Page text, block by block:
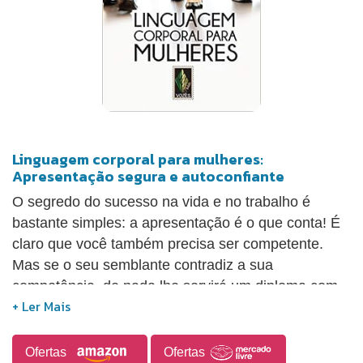
comunicação verbal e corporal; Se sair bem em
situações de conflito; Lidar com o estresse das
apresentações importantes e evitar o “branco”; Usar
o storytelling a seu favor; Eliminar os ruídos de sua
mensagem para o outro; Ter uma comunicação
Linguagem corporal para mulheres:
Apresentação segura e autoconfiante
O segredo do sucesso na vida e no trabalho é
bastante simples: a apresentação é o que conta! É
claro que você também precisa ser competente.
Mas se o seu semblante contradiz a sua
competência, de nada lhe servirá um diploma com
honras! Esta obra vai mostrar a você que, a partir
presença forte. Você então exercerá um efeito
Ofertas Ofertas